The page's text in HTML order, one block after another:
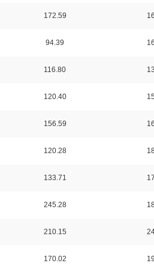
172.59
94.39
116.80
120.40
156.59
120.28
133.71
245.28
210.15
170.02